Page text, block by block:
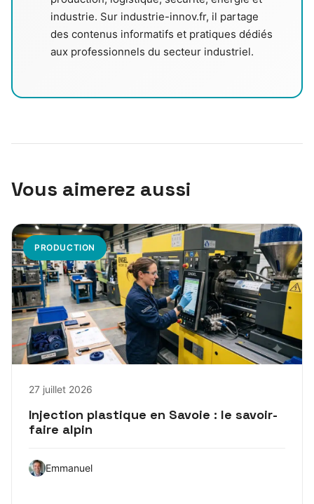
industrie. Sur industrie-innov.fr, il partage
des contenus informatifs et pratiques dédiés
aux professionnels du secteur industriel.
Vous aimerez aussi
PRODUCTION
27 juillet 2026
Injection plastique en Savoie : le savoir-
faire alpin
Emmanuel